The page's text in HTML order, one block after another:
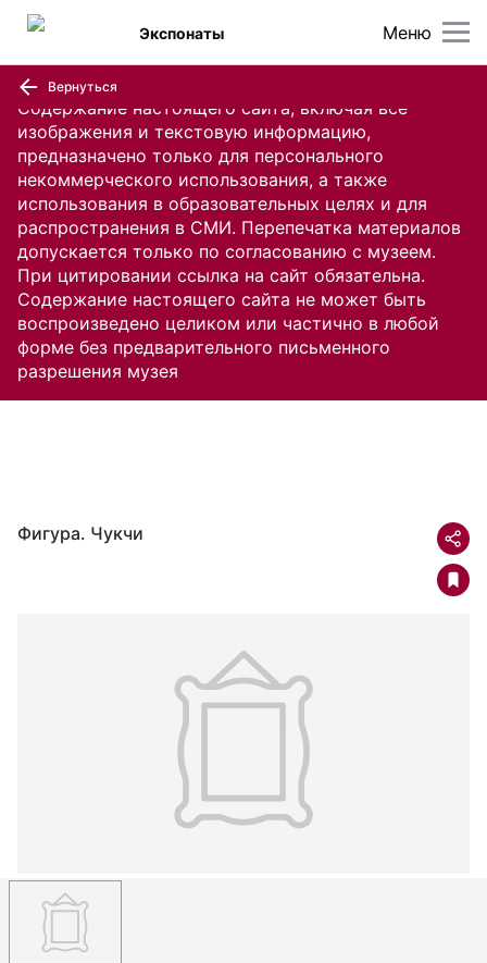
Содержание настоящего сайта, включая все
изображения и текстовую информацию,
предназначено только для персонального
некоммерческого использования, а также
использования в образовательных целях и для
распространения в СМИ. Перепечатка материалов
допускается только по согласованию с музеем.
При цитировании ссылка на сайт обязательна.
Содержание настоящего сайта не может быть
воспроизведено целиком или частично в любой
форме без предварительного письменного
разрешения музея
Меню
Экспонаты
Вернуться
Фигура. Чукчи